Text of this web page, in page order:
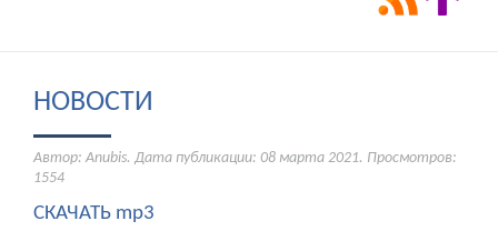
НОВОСТИ
Автор: Anubis. Дата публикации: 08 марта 2021. Просмотров:
1554
СКАЧАТЬ mp3